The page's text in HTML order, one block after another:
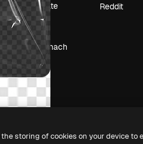
Deine Inhalte
verkaufen
Pressesaal
Suchst du nach
magnific.ai
Reddit
storing of cookies on your device to